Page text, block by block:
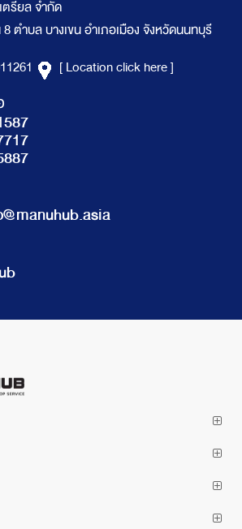
รียล จำกัด
ตำบล บางเขน อำเภอเมือง จังหวัดนนทบุรี
[ Location click here ]